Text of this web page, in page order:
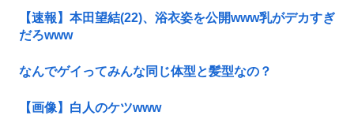
【速報】本田望結(22)、浴衣姿を公開www乳がデカすぎ
だろwww
なんでゲイってみんな同じ体型と髪型なの？
【画像】白人のケツwww